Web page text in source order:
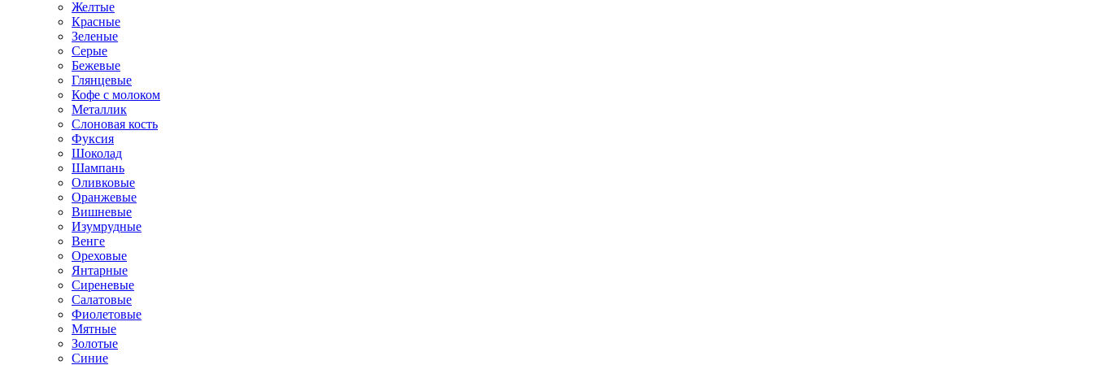
Желтые
Красные
Зеленые
Серые
Бежевые
Глянцевые
Кофе с молоком
Металлик
Слоновая кость
Фуксия
Шоколад
Шампань
Оливковые
Оранжевые
Вишневые
Изумрудные
Венге
Ореховые
Янтарные
Сиреневые
Салатовые
Фиолетовые
Мятные
Золотые
Синие